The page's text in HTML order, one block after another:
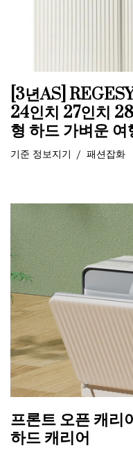
[3년AS]
24인치 27인치
형 하드 가벼운
기준 정보지기 패션잡화
프론트 오픈 캐리
하드 캐리어